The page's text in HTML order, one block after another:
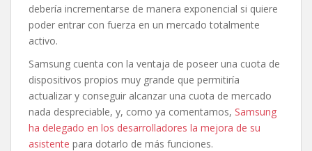
debería incrementarse de manera exponencial si quiere
poder entrar con fuerza en un mercado totalmente
activo.
Samsung cuenta con la ventaja de poseer una cuota de
dispositivos propios muy grande que permitiría
actualizar y conseguir alcanzar una cuota de mercado
nada despreciable, y, como ya comentamos, Samsung
ha delegado en los desarrolladores la mejora de su
asistente para dotarlo de más funciones.